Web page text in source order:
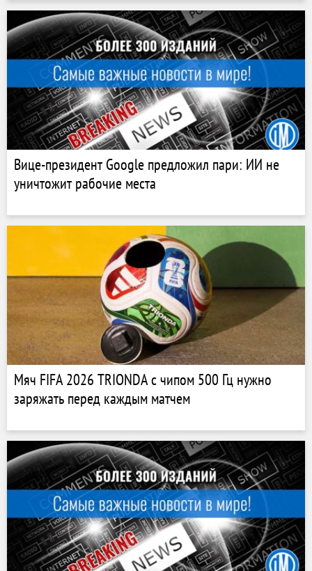
Вице-президент Google предложил пари: ИИ не
уничтожит рабочие места
Мяч FIFA 2026 TRIONDA с ​​чипом 500 Гц нужно
заряжать перед каждым матчем